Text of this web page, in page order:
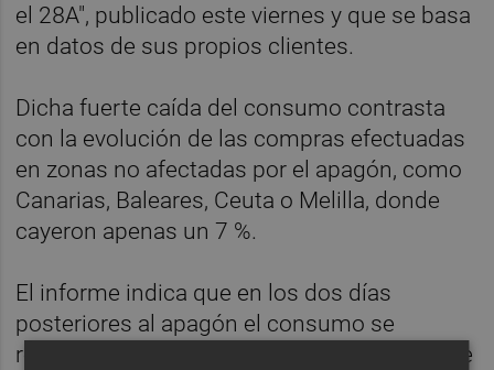
el 28A", publicado este viernes y que se basa
en datos de sus propios clientes.
Dicha fuerte caída del consumo contrasta
con la evolución de las compras efectuadas
en zonas no afectadas por el apagón, como
Canarias, Baleares, Ceuta o Melilla, donde
cayeron apenas un 7 %.
El informe indica que en los dos días
posteriores al apagón el consumo se
recuperó de forma "muy significativa", ya que